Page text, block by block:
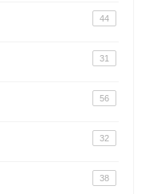
44
31
56
32
38